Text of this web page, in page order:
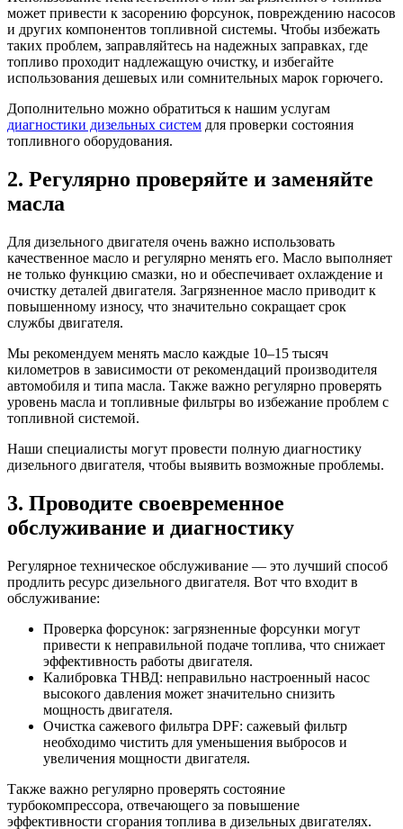
может привести к засорению форсунок, повреждению насосов
и других компонентов топливной системы. Чтобы избежать
таких проблем, заправляйтесь на надежных заправках, где
топливо проходит надлежащую очистку, и избегайте
использования дешевых или сомнительных марок горючего.
Дополнительно можно обратиться к нашим услугам
диагностики дизельных систем для проверки состояния
топливного оборудования.
2. Регулярно проверяйте и заменяйте
масла
Для дизельного двигателя очень важно использовать
качественное масло и регулярно менять его. Масло выполняет
не только функцию смазки, но и обеспечивает охлаждение и
очистку деталей двигателя. Загрязненное масло приводит к
повышенному износу, что значительно сокращает срок
службы двигателя.
Мы рекомендуем менять масло каждые 10–15 тысяч
километров в зависимости от рекомендаций производителя
автомобиля и типа масла. Также важно регулярно проверять
уровень масла и топливные фильтры во избежание проблем с
топливной системой.
Наши специалисты могут провести полную диагностику
дизельного двигателя, чтобы выявить возможные проблемы.
3. Проводите своевременное
обслуживание и диагностику
Регулярное техническое обслуживание — это лучший способ
продлить ресурс дизельного двигателя. Вот что входит в
обслуживание:
Проверка форсунок: загрязненные форсунки могут
привести к неправильной подаче топлива, что снижает
эффективность работы двигателя.
Калибровка ТНВД: неправильно настроенный насос
высокого давления может значительно снизить
мощность двигателя.
Очистка сажевого фильтра DPF: сажевый фильтр
необходимо чистить для уменьшения выбросов и
увеличения мощности двигателя.
Также важно регулярно проверять состояние
турбокомпрессора, отвечающего за повышение
эффективности сгорания топлива в дизельных двигателях.